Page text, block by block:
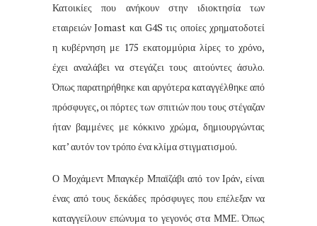
Κατοικίες που ανήκουν στην ιδιοκτησία των
εταιρειών Jomast και G4S τις οποίες χρηματοδοτεί
η κυβέρνηση με 175 εκατομμύρια λίρες το χρόνο,
έχει αναλάβει να στεγάζει τους αιτούντες άσυλο.
Όπως παρατηρήθηκε και αργότερα καταγγέλθηκε από
πρόσφυγες, οι πόρτες των σπιτιών που τους στέγαζαν
ήταν βαμμένες με κόκκινο χρώμα, δημιουργώντας
κατ’ αυτόν τον τρόπο ένα κλίμα στιγματισμού.
Ο Μοχάμεντ Μπαγκέρ Μπαϊζάβι από τον Ιράν, είναι
ένας από τους δεκάδες πρόσφυγες που επέλεξαν να
καταγγείλουν επώνυμα το γεγονός στα ΜΜΕ. Όπως